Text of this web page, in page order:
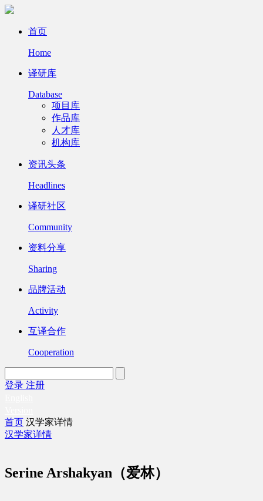
首页
Home
译研库
Database
项目库
作品库
人才库
机构库
资讯头条
Headlines
译研社区
Community
资料分享
Sharing
品牌活动
Activity
互译合作
Cooperation
登录 注册
首页 汉学家详情
汉学家详情
Serine Arshakyan（爱林）